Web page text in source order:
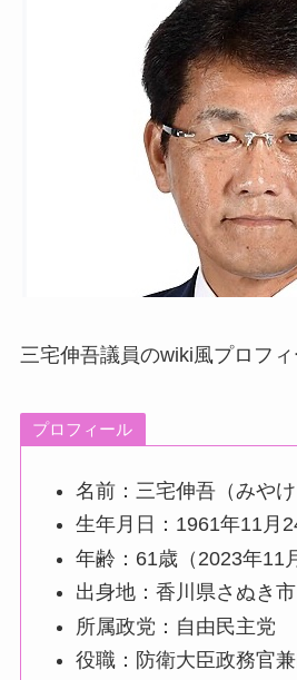
三宅伸吾議員のwiki風プロフ
プロフィール
名前：三宅伸吾（みや
生年月日：1961年11月
年齢：61歳（2023年11
出身地：香川県さぬき市
所属政党：自由民主党
役職：防衛大臣政務官